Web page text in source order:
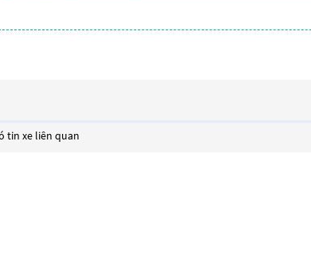
tin xe liên quan